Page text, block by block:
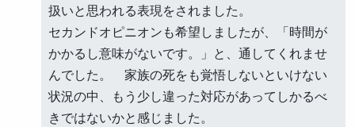
扱いと思われる表現をされました。
セカンドオピニオンも希望しましたが、「時間が
かかるし意味がないです。」と、通してくれませ
んでした。 家族の死をも覚悟しないといけない
状況の中、もう少し違った対応があってしかるべ
きではないかと感じました。